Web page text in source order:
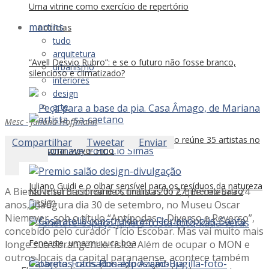
Uma vitrine como exercício de repertório
notícias
tudo
arquitetura
urbanismo
interiores
design
arte
“Traçar um lugar fora de si”: exposição reúne 35 artistas no
Memorial Meyer Filho
Movelsul Brasil reúne os finalistas do 27º Prêmio Salão
Design
Fenearte, uma muvuca boa
“Avell Desvio Rubro”: e se o futuro não fosse branco,
silencioso e climatizado?
Juliano Guidi e o olhar sensível para os resíduos da natureza
Mesc - Juliana Hoffmann
Compartilhar Tweetar Enviar
A Bienal Internacional de Curitiba 2017, que celebra 24
anos, inaugura dia 30 de setembro, no Museu Oscar
Niemeyer, sob o título “Antípodas – Diverso e Reverso”,
concebido pelo curador Tício Escobar. Mas vai muito mais
longe sua abrangência física. Além de ocupar o MON e
outros locais da capital paranaense, acontece também